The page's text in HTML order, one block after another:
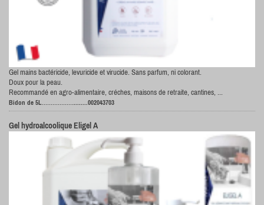
Gel mains bactéricide, levuricide et virucide. Sans parfum, ni colorant.
Doux pour la peau.
Recommandé en agro-alimentaire, créches, maisons de retraite, cantines, ...
Bidon de 5L ........002043703
Gel hydroalcoolique Eligel A